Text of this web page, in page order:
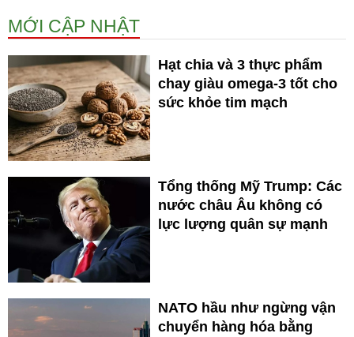
MỚI CẬP NHẬT
Hạt chia và 3 thực phẩm
chay giàu omega-3 tốt cho
sức khỏe tim mạch
Tổng thống Mỹ Trump: Các
nước châu Âu không có
lực lượng quân sự mạnh
NATO hầu như ngừng vận
chuyển hàng hóa bằng